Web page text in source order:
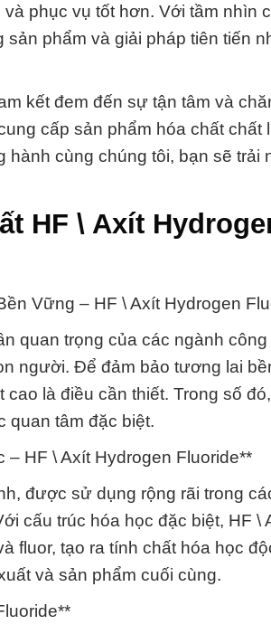
phục vụ tốt hơn. Với tầm nhìn
phẩm và giải pháp tiên tiến
kết đem đến sự tận tâm và
cấp sản phẩm hóa chất chất
cùng chúng tôi, bạn sẽ trải
HF \ Axít
Vững – HF \ Axít Hydrogen
quan trọng của các ngành công
người. Để đảm bảo tương lai
là điều cần thiết. Trong số
quan tâm đặc biệt.
HF \ Axít Hydrogen Fluoride**
được sử dụng rộng rãi trong
cấu trúc hóa học đặc biệt, HF \
fluor, tạo ra tính chất hóa học
và sản phẩm cuối cùng.